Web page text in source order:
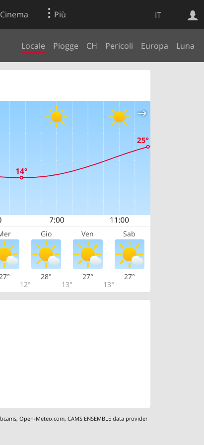
IT
Cinema Più
Locale Piogge CH Pericoli Europa Luna
Gio Ven Sab
12°
28°
13°
27°
13°
27°
,Open-Meteo.com,CAMS ENSEMBLE data provider
Ricerca Web